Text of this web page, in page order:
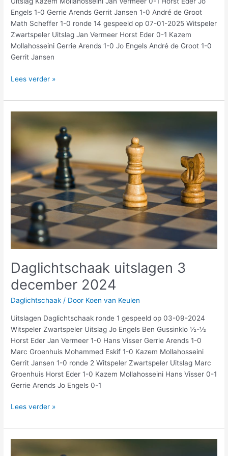
Engels 1-0 Gerrie Arends Gerrit Jansen 1-0 André de Groot
Math Scheffer 1-0 ronde 14 gespeeld op 07-01-2025 Witspeler
Zwartspeler Uitslag Jan Vermeer Horst Eder 0-1 Kazem
Mollahosseini Gerrie Arends 1-0 Jo Engels André de Groot 1-0
Gerrit Jansen
Lees verder »
Daglichtschaak uitslagen 3
december 2024
Daglichtschaak / Door Koen van Keulen
Uitslagen Daglichtschaak ronde 1 gespeeld op 03-09-2024
Witspeler Zwartspeler Uitslag Jo Engels Ben Gussinklo ½-½
Horst Eder Jan Vermeer 1-0 Hans Visser Gerrie Arends 1-0
Marc Groenhuis Mohammed Eskif 1-0 Kazem Mollahosseini
Gerrit Jansen 1-0 ronde 2 Witspeler Zwartspeler Uitslag Marc
Groenhuis Horst Eder 1-0 Kazem Mollahosseini Hans Visser 0-1
Gerrie Arends Jo Engels 0-1
uitslagen
december
2024
Lees verder »